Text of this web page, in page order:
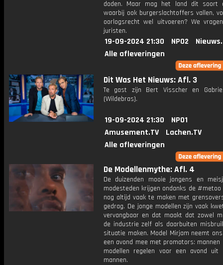
doden. Maar mag het land dit soort
waarbij ook burgerslachtoffers vallen,
oorlogsrecht wel uitvoeren? We
juristen.
19-09-2024 21:30 NPO2
Alle afleveringen
Dit Was Het Nieuws: Afl. 3
Te gast zijn Bert Visscher en
(Wildebras).
19-09-2024 21:30
NPO1
Amusement.TV
Lachen.TV
Alle afleveringen
De Modellenmythe: Afl. 4
De duizenden mooie jongens en
modesteden krijgen ondanks de #metoo
nog altijd vaak te maken met
gedrag. De jonge modellen zijn vaak
vervangbaar en dat maakt dat zowel
de industrie zelf als daarbuiten
situatie maken. Model Mirjam neemt
een avond mee met promotors: mannen
modellen regelen voor een avond
mannen.